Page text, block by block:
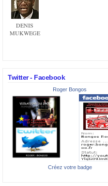
DENIS
MUKWEGE
Twitter - Facebook
Roger Bongos
Créez votre badge